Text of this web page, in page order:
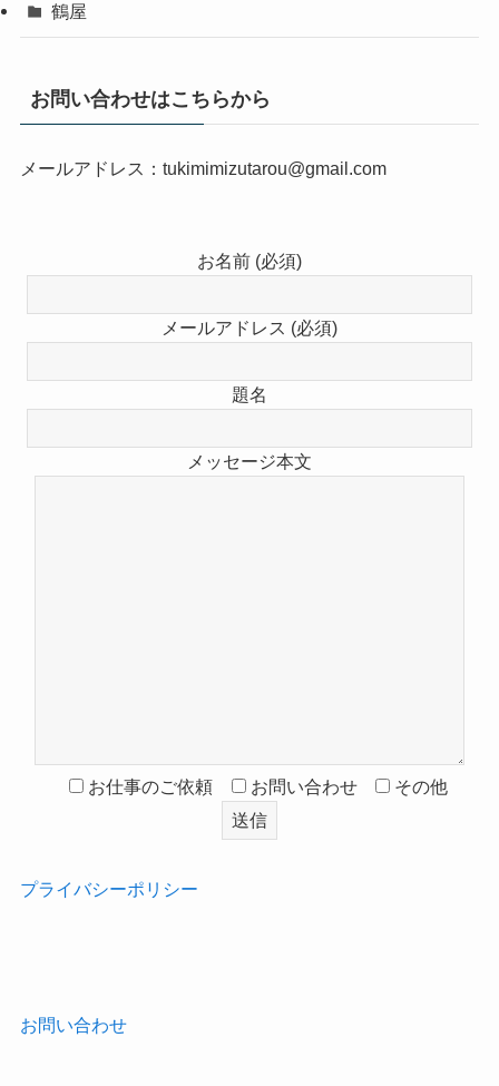
鶴屋
お問い合わせはこちらから
メールアドレス：tukimimizutarou@gmail.com
お名前 (必須)
メールアドレス (必須)
題名
メッセージ本文
お仕事のご依頼 お問い合わせ その他
プライバシーポリシー
お問い合わせ